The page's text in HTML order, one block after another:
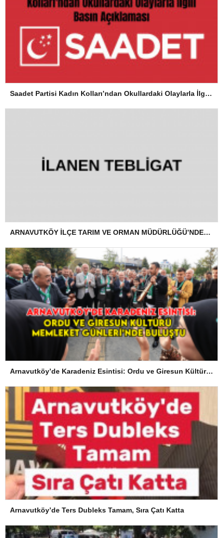
Saadet Partisi Kadın Kolları’ndan Okullardaki Olaylarla İlgili Basın Açıklaması
ARNAVUTKÖY İLÇE TARIM VE ORMAN MÜDÜRLÜĞÜ’NDEN İLANEN TEBLİGAT
Arnavutköy’de Karadeniz Esintisi: Ordu ve Giresun Kültürü Memleket Günleri’nde Buluştu
Arnavutköy’de Ters Dubleks Tamam, Sıra Çatı Katta